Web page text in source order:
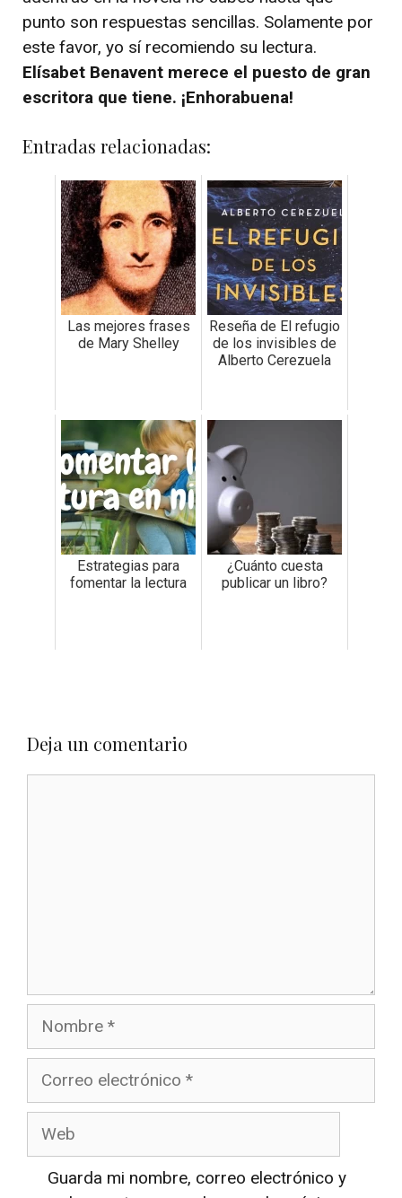
punto son respuestas sencillas. Solamente por
este favor, yo sí recomiendo su lectura.
Elísabet Benavent merece el puesto de gran
escritora que tiene. ¡Enhorabuena!
Entradas relacionadas:
Las mejores frases
de Mary Shelley
Reseña de El refugio
de los invisibles de
Alberto Cerezuela
Estrategias para
fomentar la lectura
¿Cuánto cuesta
publicar un libro?
Deja un comentario
Nombre
Correo
Web
Guarda mi nombre, correo electrónico y